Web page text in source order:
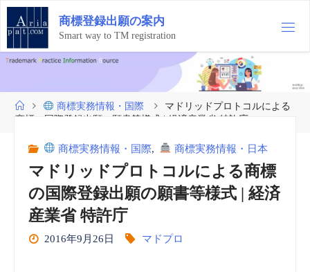
コ
テ
ン
ツ
ス
商標登録出願の案内
Smart way to TM registration
ホ
ー
商標実務情報・国際
マドリッドプロトコルによる
商標の国際登録出願の願書等様式 | 経済産業省 特許庁
商標実務情報・国際, 商標実務情報・日本
マドリッドプロトコルによる商標
の国際登録出願の願書等様式 | 経済
産業省 特許庁
2016年9月26日 マドプロ